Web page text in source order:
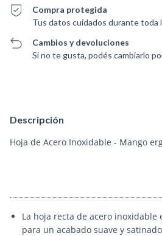
Compra protegida
Tus datos cuidados durante toda
Cambios y devoluciones
Si no te gusta, podés cambiarlo
Descripción
Hoja de Acero Inoxidable - Mango
La hoja recta de acero
para un acabado suave y